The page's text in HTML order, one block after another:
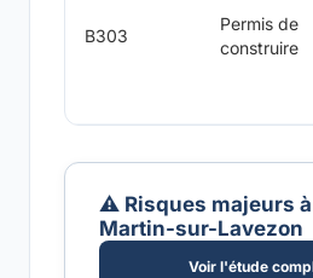
B303
Permis de
construire
⚠️ Risques majeurs
Martin-sur-Lavezon
Voir l'étude